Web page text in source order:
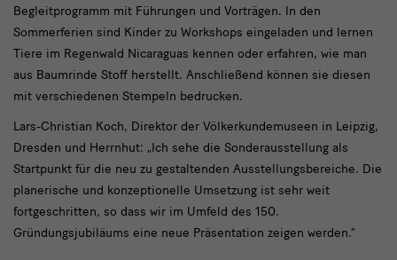
Begleitprogramm mit Führungen und Vorträgen. In den
Sommerferien sind Kinder zu Workshops eingeladen und lernen
Tiere im Regenwald Nicaraguas kennen oder erfahren, wie man
aus Baumrinde Stoff herstellt. Anschließend können sie diesen
mit verschiedenen Stempeln bedrucken.
Lars-Christian Koch, Direktor der Völkerkundemuseen in Leipzig,
Dresden und Herrnhut: „Ich sehe die Sonderausstellung als
Startpunkt für die neu zu gestaltenden Ausstellungsbereiche. Die
planerische und konzeptionelle Umsetzung ist sehr weit
fortgeschritten, so dass wir im Umfeld des 150.
Gründungsjubiläums eine neue Präsentation zeigen werden.“